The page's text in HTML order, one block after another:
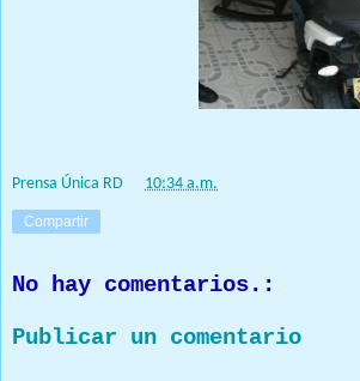
Prensa Única RD 10:34 a.m.
Compartir
No hay comentarios.:
Publicar un comentario